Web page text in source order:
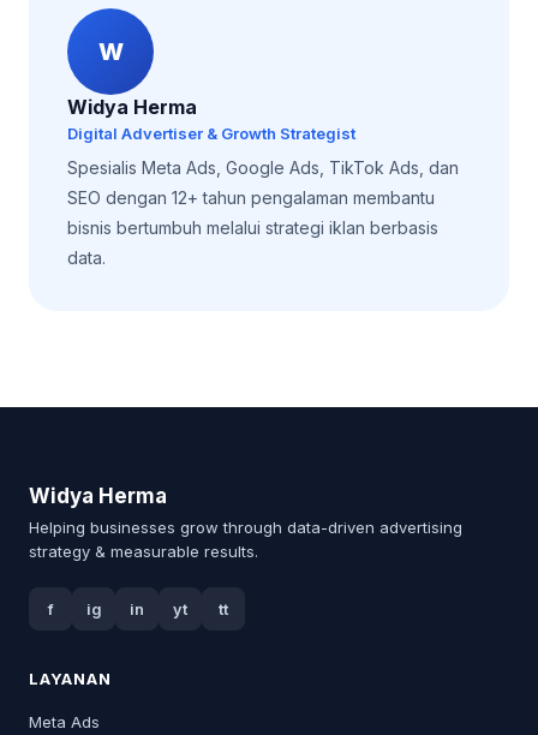
W
Widya Herma
Digital Advertiser & Growth Strategist
Spesialis Meta Ads, Google Ads, TikTok Ads, dan
SEO dengan 12+ tahun pengalaman membantu
bisnis bertumbuh melalui strategi iklan berbasis
data.
Widya Herma
Helping businesses grow through data-driven advertising
strategy & measurable results.
f ig in yt tt
LAYANAN
Meta Ads